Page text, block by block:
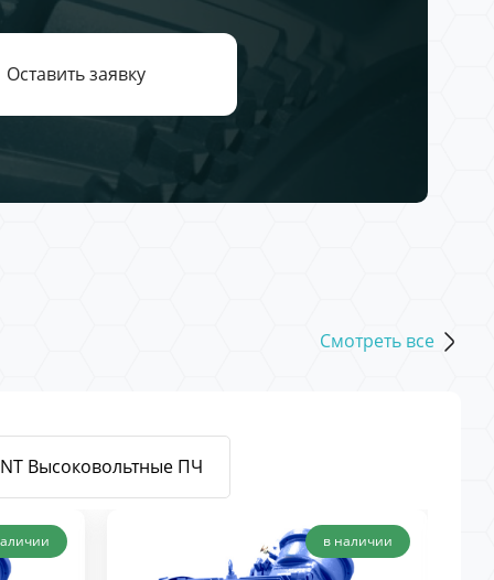
Оставить заявку
Смотреть все
Высоковольтные ПЧ
в наличии